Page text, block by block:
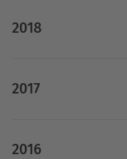
2018
2017
2016